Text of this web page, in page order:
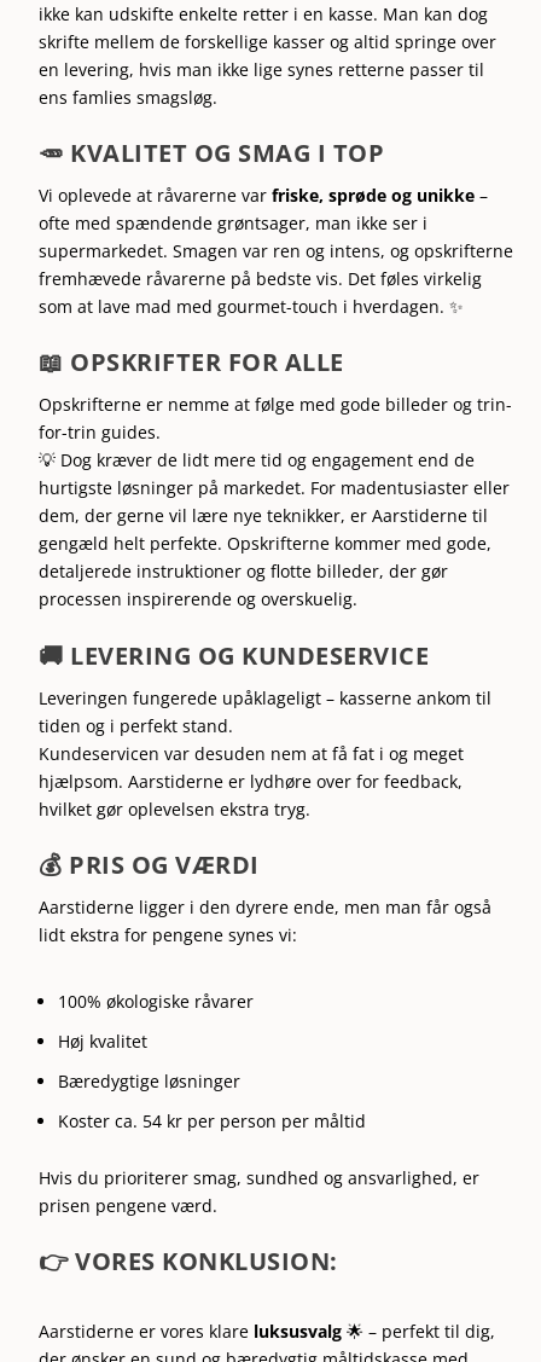
ikke kan udskifte enkelte retter i en kasse. Man kan dog
skrifte mellem de forskellige kasser og altid springe over
en levering, hvis man ikke lige synes retterne passer til
ens famlies smagsløg.
🥕 KVALITET OG SMAG I TOP
Vi oplevede at råvarerne varfriske, sprøde og unikke –
ofte med spændende grøntsager, man ikke ser i
supermarkedet. Smagen var ren og intens, og opskrifterne
fremhævede råvarerne på bedste vis. Det føles virkelig
som at lave mad med gourmet-touch i hverdagen. ✨
📖 OPSKRIFTER FOR ALLE
Opskrifterne er nemme at følge med gode billeder og trin-
for-trin guides.
💡 Dog kræver de lidt mere tid og engagement end de
hurtigste løsninger på markedet. For madentusiaster eller
dem, der gerne vil lære nye teknikker, er Aarstiderne til
gengæld helt perfekte. Opskrifterne kommer med gode,
detaljerede instruktioner og flotte billeder, der gør
processen inspirerende og overskuelig.
🚚 LEVERING OG KUNDESERVICE
Leveringen fungerede upåklageligt – kasserne ankom til
tiden og i perfekt stand.
Kundeservicen var desuden nem at få fat i og meget
hjælpsom. Aarstiderne er lydhøre over for feedback,
hvilket gør oplevelsen ekstra tryg.
💰 PRIS OG VÆRDI
Aarstiderne ligger i den dyrere ende, men man får også
lidt ekstra for pengene synes vi:
100% økologiske råvarer
Høj kvalitet
Bæredygtige løsninger
Koster ca. 54 kr per person per måltid
Hvis du prioriterer smag, sundhed og ansvarlighed, er
prisen pengene værd.
👉 VORES KONKLUSION:
Aarstiderne er vores klare luksusvalg 🌟 – perfekt til dig,